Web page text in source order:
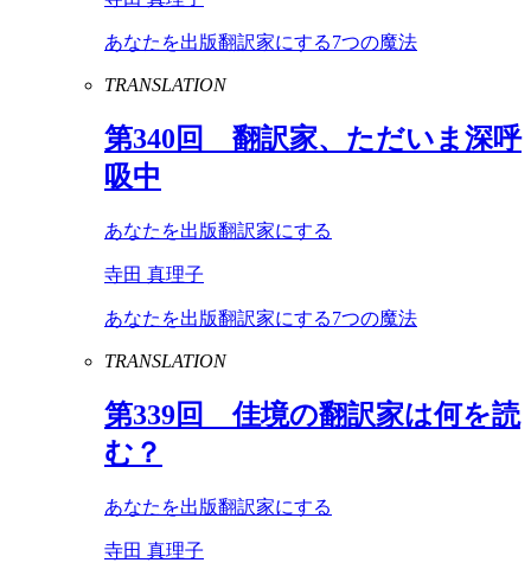
あなたを出版翻訳家にする7つの魔法
TRANSLATION
第340回 翻訳家、ただいま深呼
吸中
あなたを出版翻訳家にする
寺田 真理子
あなたを出版翻訳家にする7つの魔法
TRANSLATION
第339回 佳境の翻訳家は何を読
む？
あなたを出版翻訳家にする
寺田 真理子